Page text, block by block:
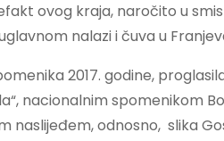
ovog kraja, naročito u
nalazi i čuva u
2017. godine,
nacionalnim spomenikom
naslijeđem, odnosno, slika